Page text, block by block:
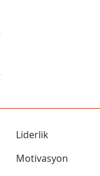
Liderlik
Motivasyon